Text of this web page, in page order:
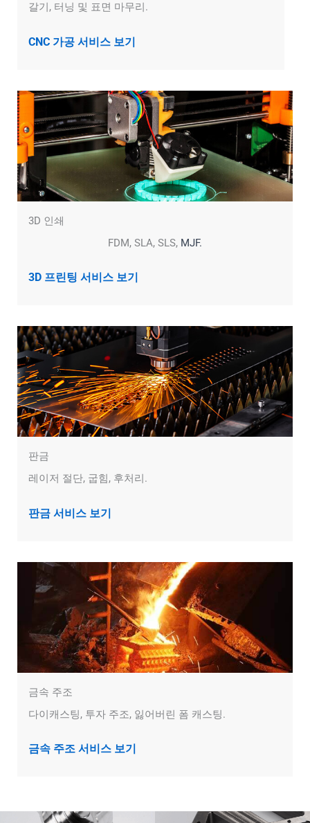
갈기, 터닝 및 표면 마무리.
CNC 가공 서비스 보기
3D 인쇄
FDM, SLA, SLS, MJF.
3D 프린팅 서비스 보기
판금
레이저 절단, 굽힘, 후처리.
판금 서비스 보기
금속 주조
다이캐스팅, 투자 주조, 잃어버린 폼 캐스팅.
금속 주조 서비스 보기